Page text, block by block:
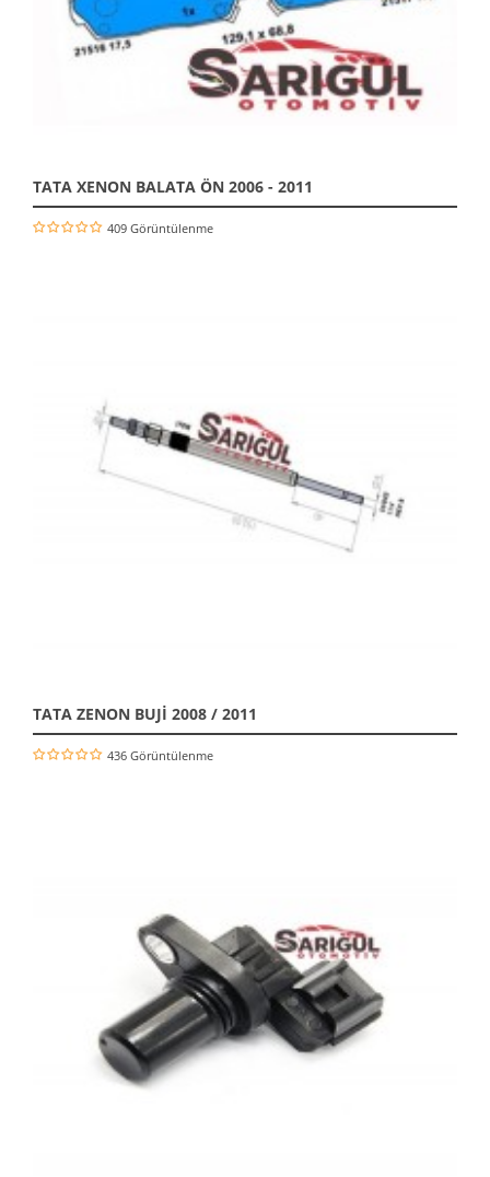
TATA XENON BALATA ÖN 2006 - 2011
409 Görüntülenme
TATA ZENON BUJİ 2008 / 2011
436 Görüntülenme